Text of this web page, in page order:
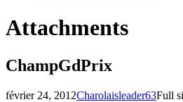
Attachments
ChampGdPrix
février 24, 2012Charolaisleader63Full